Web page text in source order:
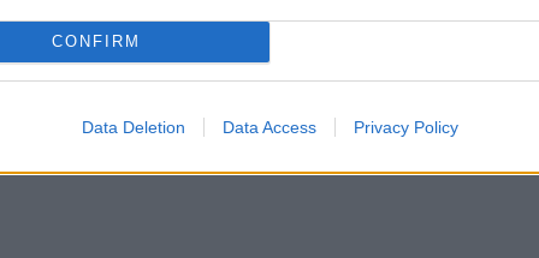
CONFIRM
Data Deletion Data Access Privacy Policy
į kurią tai pačiai ugniagesių gelbėtojų
28 dieną į Žibuoklių gatvę, baigėsi ne taip